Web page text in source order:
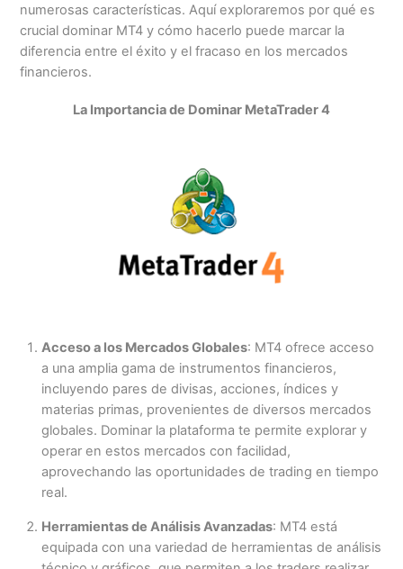
numerosas características. Aquí exploraremos por qué es
crucial dominar MT4 y cómo hacerlo puede marcar la
diferencia entre el éxito y el fracaso en los mercados
financieros.
La Importancia de Dominar MetaTrader 4
Acceso a los Mercados Globales: MT4 ofrece acceso
a una amplia gama de instrumentos financieros,
incluyendo pares de divisas, acciones, índices y
materias primas, provenientes de diversos mercados
globales. Dominar la plataforma te permite explorar y
operar en estos mercados con facilidad,
aprovechando las oportunidades de trading en tiempo
real.
Herramientas de Análisis Avanzadas: MT4 está
equipada con una variedad de herramientas de análisis